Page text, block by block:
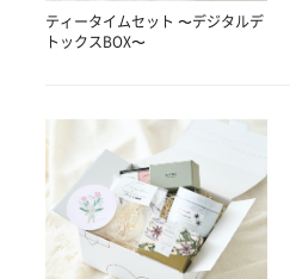
ティータイムセット 〜デジタルデ
トックスBOX〜